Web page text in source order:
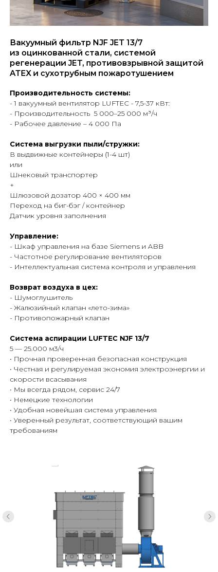
Вакуумный фильтр NJF JET 13/7
из оцинкованной стали, системой
регенерации JET, противовзрывной защитой
ATEX и сухотрубным пожаротушением
Производительность системы:
- 1 вакуумный вентилятор LUFTEC - 7,5-37 кВт:
- Производительность 5 000–25 000 м³/ч
- Рабочее давление – 4 000 Па
Система выгрузки пыли/стружки:
В выдвижные контейнеры (1-4 шт)
или
Шнековый транспортер
+
Шлюзовой дозатор 400 × 400 мм
Переход на биг-бэг / контейнер
Датчик уровня заполнения
Управление:
- Шкаф управления на базе Siemens и ABB
- Частотное регулирование вентиляторов
- Интеллектуальная система контроля и управления
Возврат воздуха в цех:
- Шумоглушитель
- Жалюзийный клапан «лето-зима»
- Противопожарный клапан
Система аспирации LUFTEC NJF 13/7
5 — 25.000 м3/ч
• Прочная проверенная безопасная конструкция
• Честная и регулируемая экономия электроэнергии и
скорости всасывания
• Мы всегда рядом, сервис 24/7
• Немецкие технологии
• Удобная новейшая система управления
• Уверенный результат, соответствующий вашим
требованиям